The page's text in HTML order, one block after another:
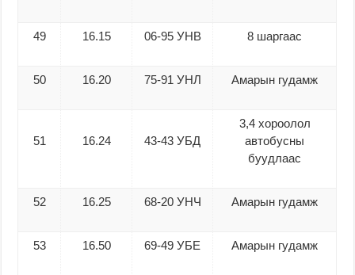
49 16.15 06-95 УНВ 8 шаргаас
50 16.20 75-91 УНЛ Амарын гудамж
51 16.24 43-43 УБД
3,4 хороолол
автобусны
буудлаас
52 16.25 68-20 УНЧ Амарын гудамж
53 16.50 69-49 УБЕ Амарын гудамж